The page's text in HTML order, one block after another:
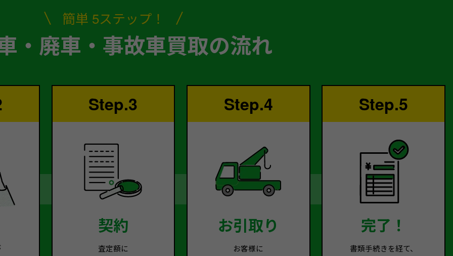
簡単 5ステップ！
・廃車・事故車買取の流れ
Step.3
契約
査定額に
Step.4
お引取り
お客様に
Step.5
完了！
書類手続きを経て、